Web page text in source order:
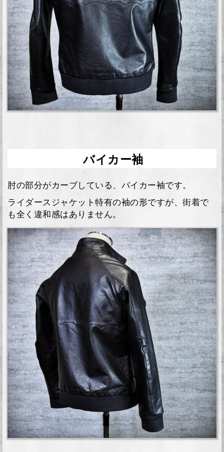
バイカー袖
肘の部分がカーブしている、バイカー袖です。
ライダースジャケット特有の袖の形ですが、街着で
も全く違和感はありません。